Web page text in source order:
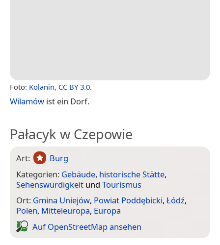
Foto: Kolanin, CC BY 3.0.
Wilamów ist ein Dorf.
Pałacyk w Czepowie
Art:
Burg
Kategorien: Gebäude, historische Stätte,
Sehenswürdigkeit und Tourismus
Ort: Gmina Uniejów, Powiat Poddębicki, Łódź,
Polen, Mitteleuropa, Europa
Auf Open­Street­Map ansehen